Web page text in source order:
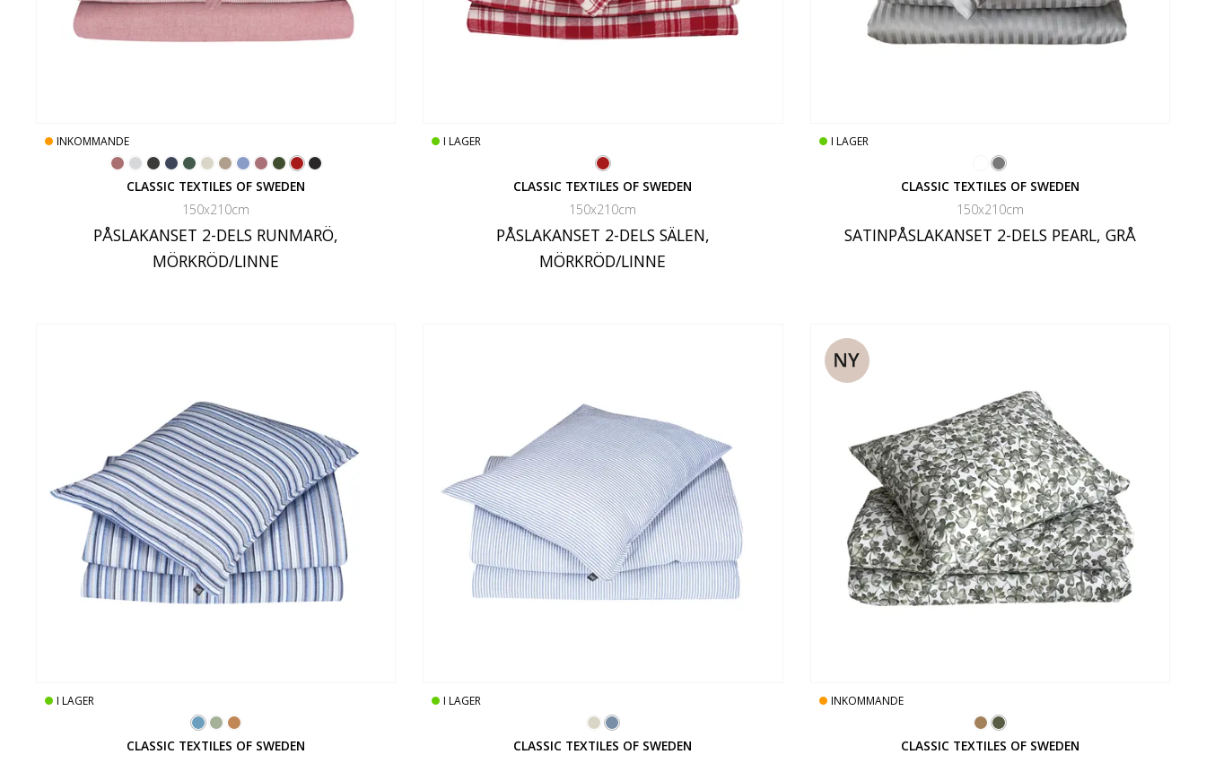
INKOMMANDE
CLASSIC TEXTILES OF SWEDEN
150x210cm
PÅSLAKANSET 2-DELS RUNMARÖ,
MÖRKRÖD/LINNE
I LAGER
CLASSIC TEXTILES OF SWEDEN
150x210cm
PÅSLAKANSET 2-DELS SÄLEN,
MÖRKRÖD/LINNE
I LAGER
CLASSIC TEXTILES OF SWEDEN
150x210cm
SATINPÅSLAKANSET 2-DELS PEARL, GRÅ
I LAGER
CLASSIC TEXTILES OF SWEDEN
I LAGER
CLASSIC TEXTILES OF SWEDEN
INKOMMANDE
CLASSIC TEXTILES OF SWEDEN